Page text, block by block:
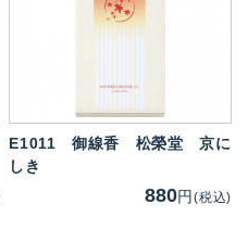
E1011
御線香 松榮堂 京に
しき
880円(税込)